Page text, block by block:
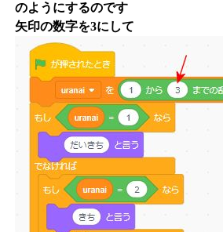
のようにするのです
矢印の数字を3にして